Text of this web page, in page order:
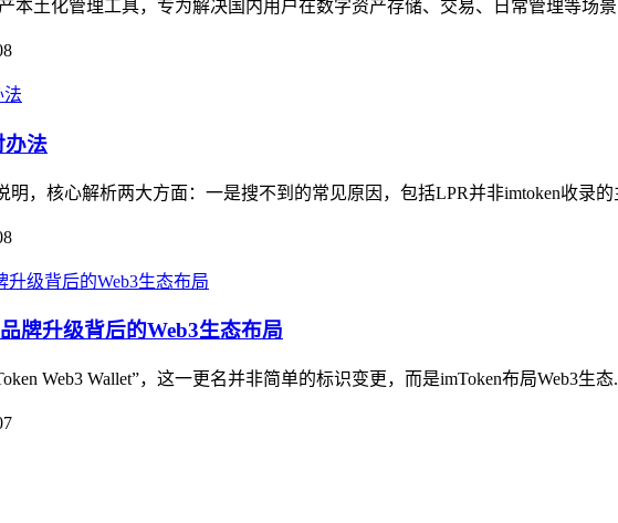
本土化管理工具，专为解决国内用户在数字资产存储、交易、日常管理等场
办法
明，核心解析两大方面：一是搜不到的常见原因，包括LPR并非imtoken收录
牌升级背后的Web3生态布局
Web3 Wallet”，这一更名并非简单的标识变更，而是imToken布局Web3生态